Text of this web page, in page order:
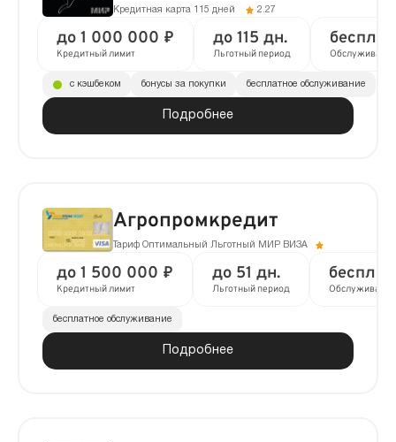
Кредитная карта 115 дней 2.27
до 1 000 000 ₽
Кредитный лимит
до 115 дн.
Льготный период Обслуживание
Подробнее
с кэшбеком бонусы за покупки бесплатное обслуживание
Агропромкредит
Тариф Оптимальный Льготный МИР ВИЗА
до 1 500 000 ₽
Кредитный лимит
до 51 дн.
Льготный период Обслуживание
Подробнее
бесплатное обслуживание